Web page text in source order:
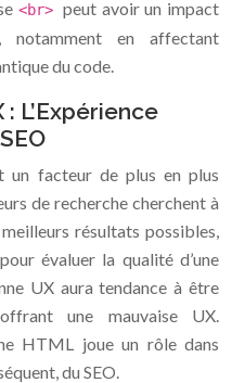
<br>peut avoir un impact
en affectant
du code.
L’Expérience
un facteur de plus en plus
de recherche cherchent à
résultats possibles,
évaluer la qualité d’une
UX aura tendance à être
une mauvaise UX.
HTML joue un rôle dans
du SEO.